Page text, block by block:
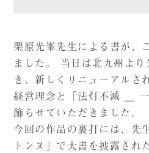
栗原光峯先生による書が、
ました。 当日は北九州よ
き、新しくリニューアルさ
経営理念と「法灯不滅 ＿
飾らせていただきました。
今回の作品の裏打には、先
トンヌ」で大書を披露され